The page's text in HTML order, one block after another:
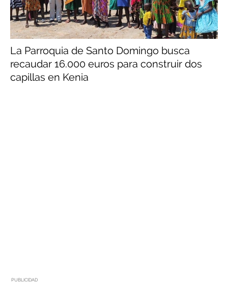
La Parroquia de Santo Domingo busca
recaudar 16.000 euros para construir dos
capillas en Kenia
PUBLICIDAD